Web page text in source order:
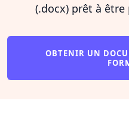
(.docx) prêt à
OBTENIR UN